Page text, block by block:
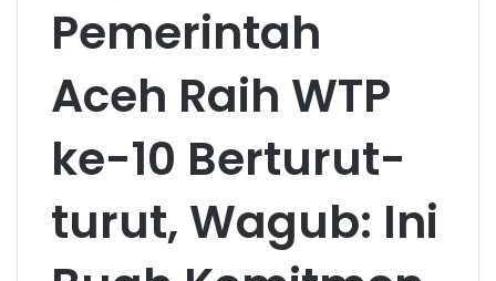
Pemerintah
Aceh Raih WTP
ke-10 Berturut-
turut, Wagub: Ini